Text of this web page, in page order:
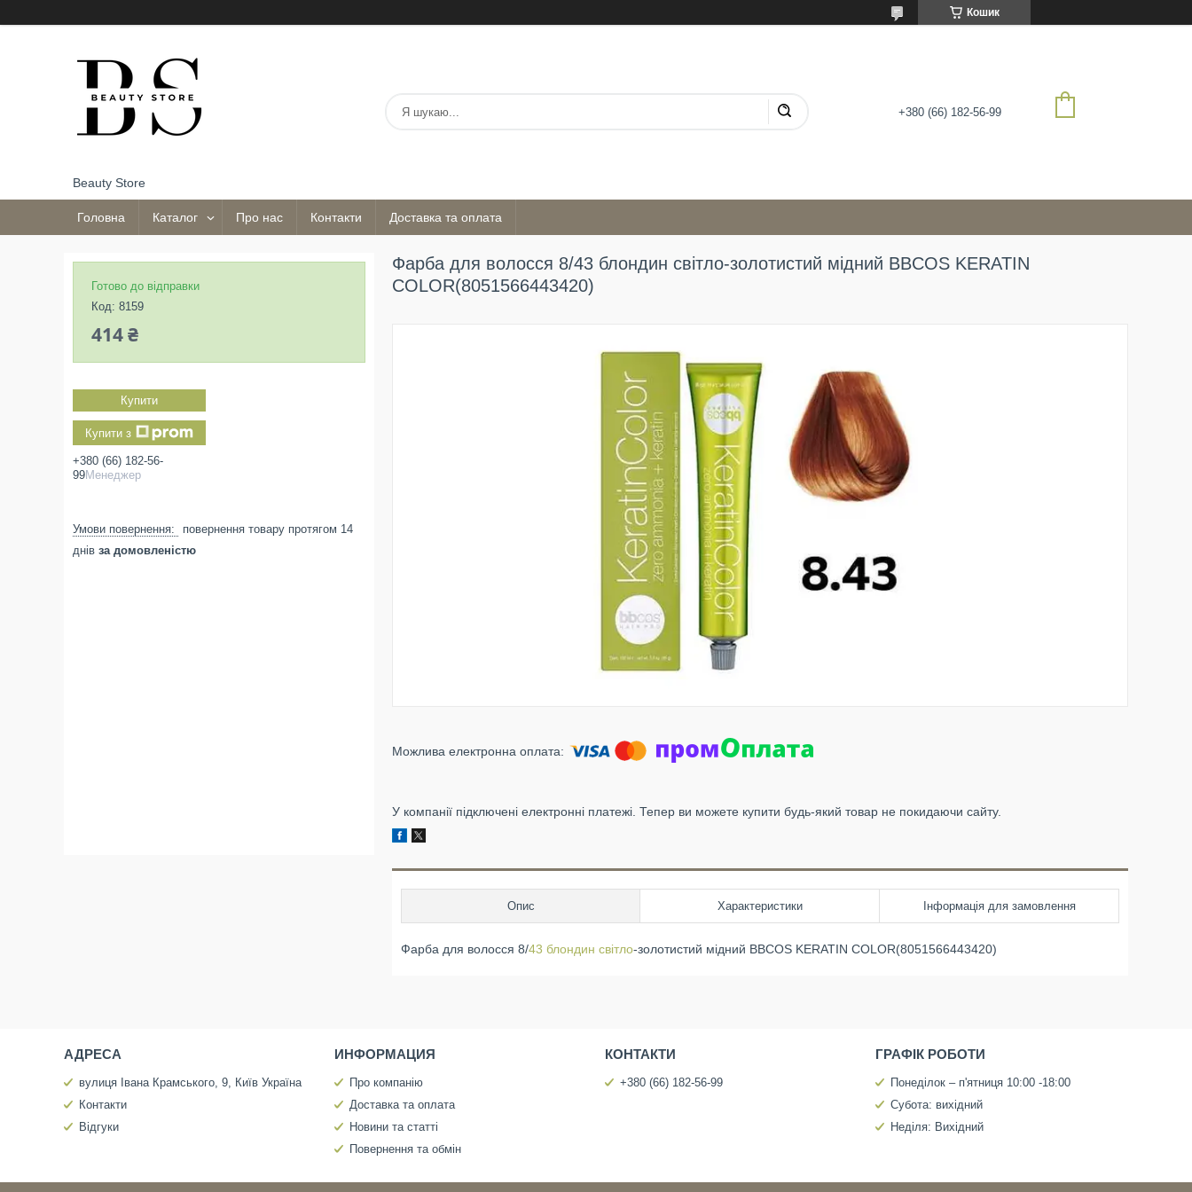
Кошик
Beauty Store
+380 (66) 182-56-99
Головна Каталог Про нас Контакти Доставка та оплата
Фарба для волосся 8/43 блондин світло-золотистий мідний BBCOS KERATIN
COLOR(8051566443420)
У компанії підключені електронні платежі. Тепер ви можете купити будь-який товар не покидаючи сайту.
Опис Характеристики Інформація для замовлення
Фарба для волосся 8/43 блондин світло-золотистий мідний BBCOS KERATIN COLOR(8051566443420)
Готово до відправки
Код: 8159
414 ₴
Купити
Купити з
+380 (66) 182-56-
99Менеджер
повернення товару протягом 14
днів за домовленістю
АДРЕСА
вулиця Івана Крамського, 9, Київ Україна
Контакти
Відгуки
ИНФОРМАЦИЯ
Про компанію
Доставка та оплата
Новини та статті
Повернення та обмін
КОНТАКТИ
+380 (66) 182-56-99
ГРАФІК РОБОТИ
Понеділок – п'ятниця 10:00 -18:00
Субота: вихідний
Неділя: Вихідний